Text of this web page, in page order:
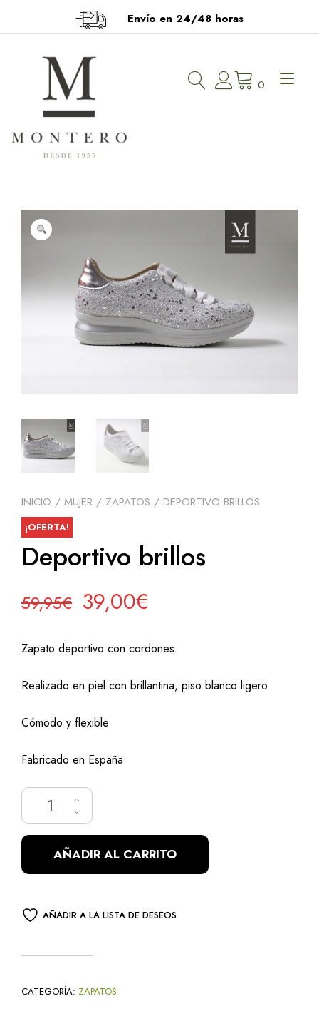
contenido
Envío en 24/48 horas
0
INICIO / MUJER / ZAPATOS / DEPORTIVO BRILLOS
¡OFERTA!
Deportivo brillos
59,95€ El
era:
59,95€.
39,00€
es:
Zapato deportivo con cordones
Realizado en piel con brillantina, piso blanco ligero
Cómodo y flexible
Fabricado en España
Deportivo brillos cantidad
AÑADIR AL CARRITO
AÑADIR A LA LISTA DE DESEOS
CATEGORÍA: ZAPATOS